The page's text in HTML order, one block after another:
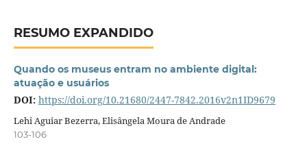
RESUMO EXPANDIDO
Quando os museus entram no ambiente digital:
atuação e usuários
DOI: https://doi.org/10.21680/2447-7842.2016v2n1ID9679
Lehi Aguiar Bezerra, Elisângela Moura de Andrade
103-106